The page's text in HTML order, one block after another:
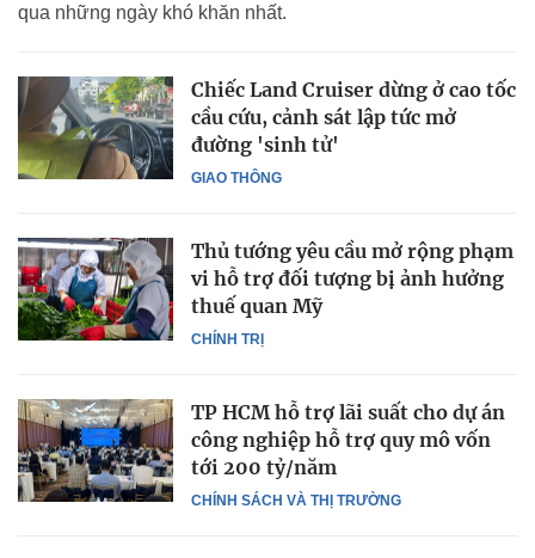
qua những ngày khó khăn nhất.
GIAO THÔNG
Chiếc Land Cruiser dừng ở cao tốc
cầu cứu, cảnh sát lập tức mở
đường 'sinh tử'
CHÍNH TRỊ
Thủ tướng yêu cầu mở rộng phạm
vi hỗ trợ đối tượng bị ảnh hưởng
thuế quan Mỹ
CHÍNH SÁCH VÀ THỊ TRƯỜNG
TP HCM hỗ trợ lãi suất cho dự án
công nghiệp hỗ trợ quy mô vốn
tới 200 tỷ/năm